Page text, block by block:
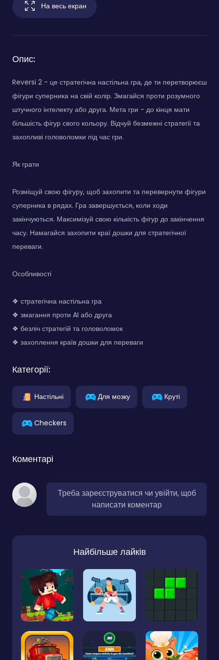
На весь екран
Опис:
Reversi 2 - це стратегічна настільна гра, де ти перетворюєш
фігури суперника на свій колір. Змагайся проти розумного
штучного інтелекту або друга. Мета гри - до кінця мати
більшість фігур свого кольору. Відчуй безмежні стратегії та
захопливі головоломки під час гри.
Як грати
Розміщуй свою фігуру, щоб захопити та перевернути фігури
суперника в рядах. Гра завершується, коли ходи
закінчуються. Максимізуй свою кількість фігур до закінчення
часу. Намагайся захопити краї дошки для стратегічної
переваги.
Особливості
❖ стратегічна настільна гра
❖ змагання проти AI або друга
❖ безліч стратегій та головоломок
❖ захоплення країв дошки для переваги
Категорії:
Настільні Для мозку Круті
Checkers
Коментарі
Треба зареєструватися чи увійти, щоб
написати коментар
Найбільше лайків